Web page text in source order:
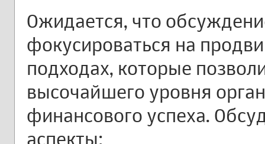
Ожидается, что
фокусироваться на
подходах, которые
высочайшего уровня
финансового успеха.
аспекты: